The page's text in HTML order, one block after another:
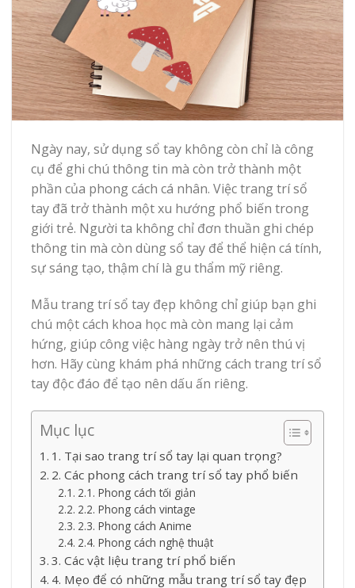
Ngày nay, sử dụng sổ tay không còn chỉ là công
cụ để ghi chú thông tin mà còn trở thành một
phần của phong cách cá nhân. Việc trang trí sổ
tay đã trở thành một xu hướng phổ biến trong
giới trẻ. Người ta không chỉ đơn thuần ghi chép
thông tin mà còn dùng sổ tay để thể hiện cá tính,
sự sáng tạo, thậm chí là gu thẩm mỹ riêng.
Mẫu trang trí sổ tay đẹp không chỉ giúp bạn ghi
chú một cách khoa học mà còn mang lại cảm
hứng, giúp công việc hàng ngày trở nên thú vị
hơn. Hãy cùng khám phá những cách trang trí sổ
tay độc đáo để tạo nên dấu ấn riêng.
Mục lục
1. Tại sao trang trí sổ tay lại quan trọng?
2. Các phong cách trang trí sổ tay phổ biến
2.1. Phong cách tối giản
2.2. Phong cách vintage
2.3. Phong cách Anime
2.4. Phong cách nghệ thuật
3. Các vật liệu trang trí phổ biến
4. Mẹo để có những mẫu trang trí sổ tay đẹp